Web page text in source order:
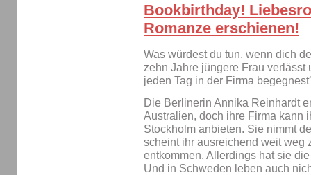
Bookbirthday!
Romanze erschienen!
Was würdest du tun, wenn dich
zehn Jahre jüngere Frau
jeden Tag in der Firma
Die Berlinerin Annika Reinhardt
Australien, doch ihre Firma kann
Stockholm anbieten. Sie nimmt
scheint ihr ausreichend weit weg
entkommen. Allerdings hat sie
Und in Schweden leben auch